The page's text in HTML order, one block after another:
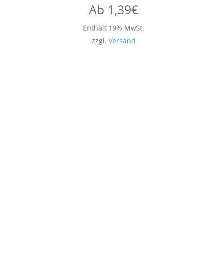
Ab 1,39€
Enthält 19% MwSt.
zzgl. Versand